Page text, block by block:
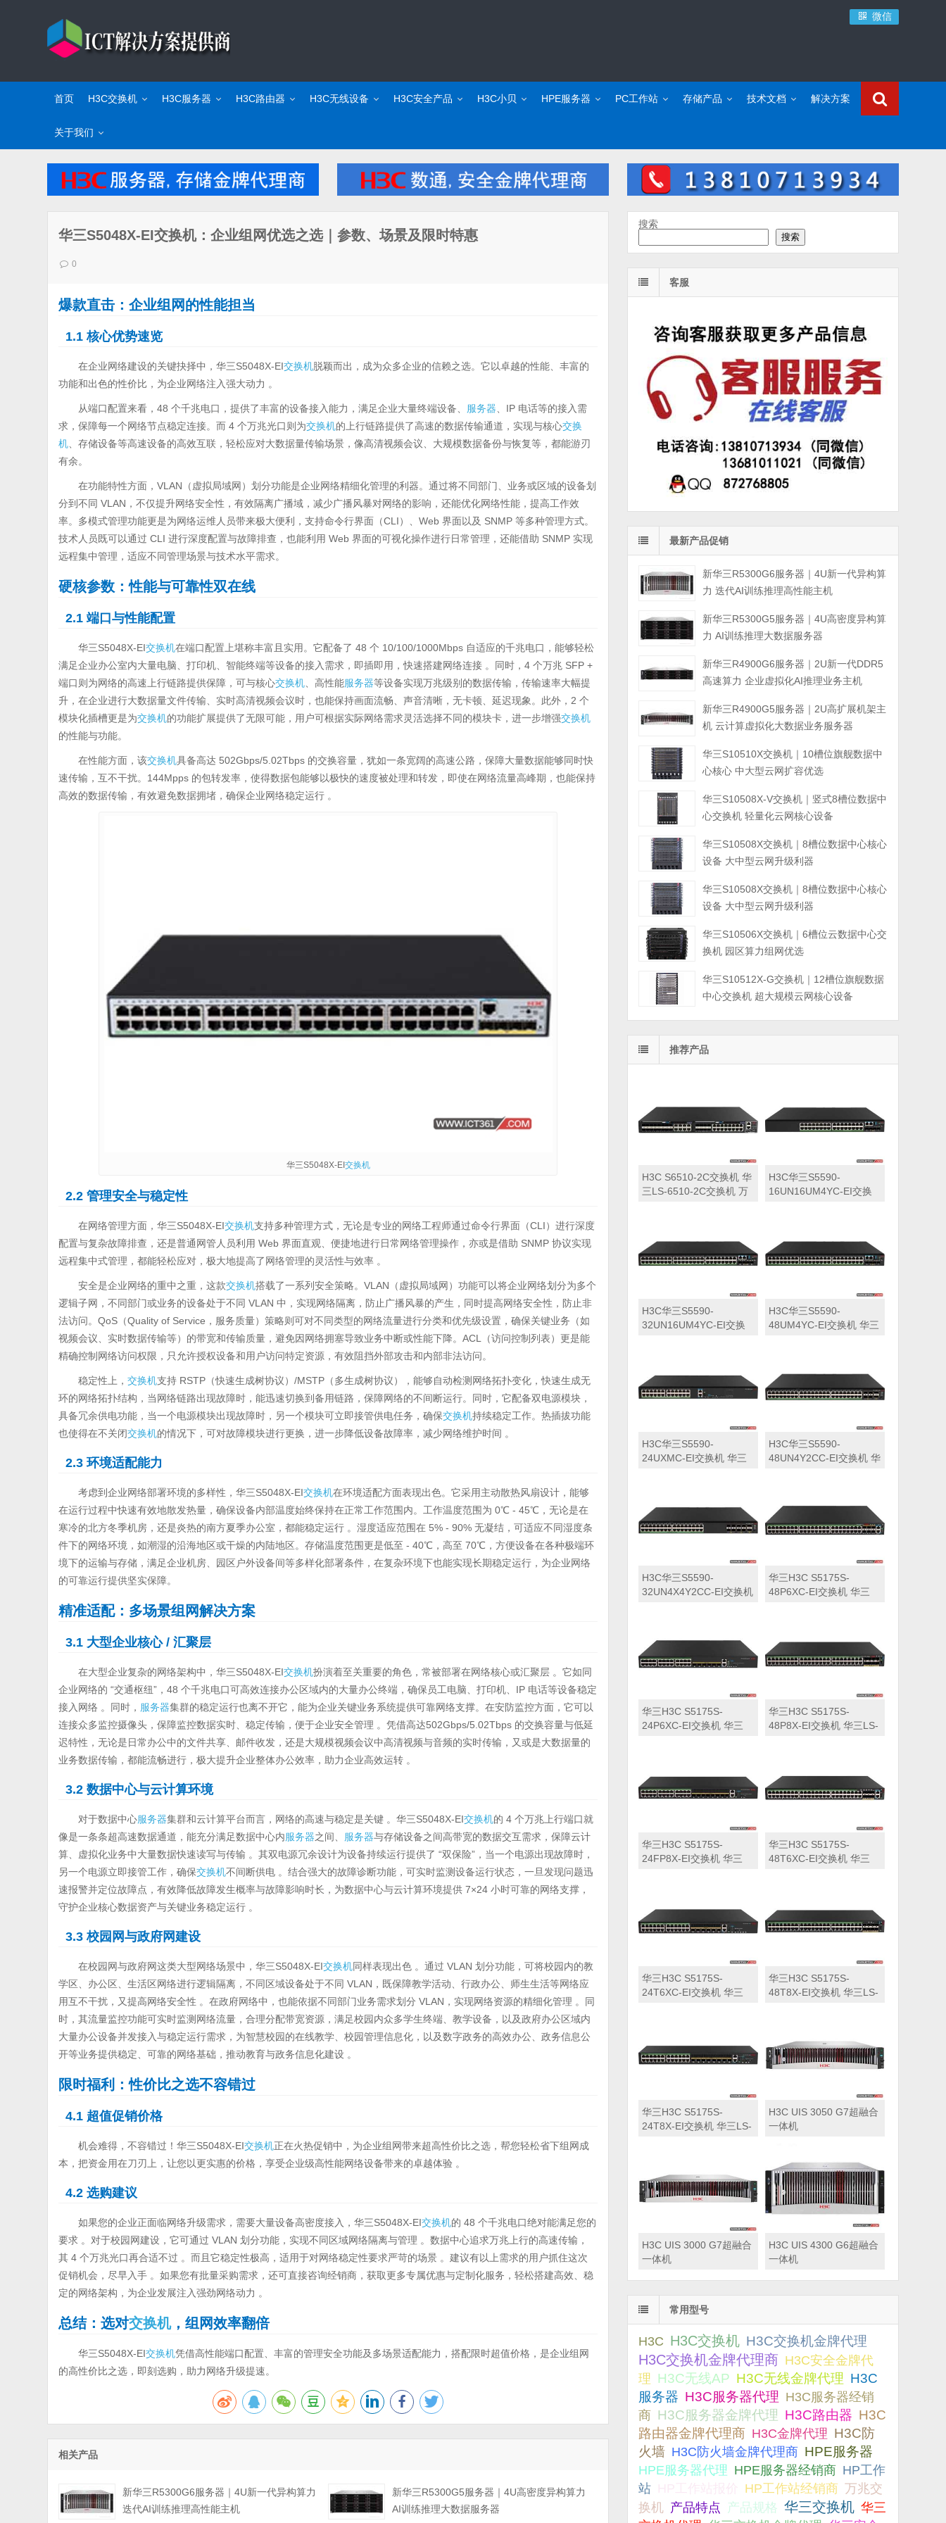
微信
首页 H3C交换机 H3C服务器 H3C路由器 H3C无线设备 H3C安全产品 H3C小贝 HPE服务器 PC工作站 存储产品 技术文档 解决方案
关于我们
华三S5048X-EI交换机：企业组网优选之选｜参数、场景及限时特惠
0
爆款直击：企业组网的性能担当
1.1 核心优势速览
在企业网络建设的关键抉择中，华三S5048X-EI交换机脱颖而出，成为众多企业的信赖之选。它以卓越的性能、丰富的
功能和出色的性价比，为企业网络注入强大动力 。
从端口配置来看，48 个千兆电口，提供了丰富的设备接入能力，满足企业大量终端设备、 服务器、IP 电话等的接入需
求，保障每一个网络节点稳定连接。而 4 个万兆光口则为交换机的上行链路提供了高速的数据传输通道，实现与核心交换
机、存储设备等高速设备的高效互联，轻松应对大数据量传输场景，像高清视频会议、大规模数据备份与恢复等，都能游刃
有余。
在功能特性方面，VLAN（虚拟局域网）划分功能是企业网络精细化管理的利器。通过将不同部门、业务或区域的设备划
分到不同 VLAN，不仅提升网络安全性，有效隔离广播域，减少广播风暴对网络的影响，还能优化网络性能，提高工作效
率。多模式管理功能更是为网络运维人员带来极大便利，支持命令行界面（CLI）、Web 界面以及 SNMP 等多种管理方式。
技术人员既可以通过 CLI 进行深度配置与故障排查，也能利用 Web 界面的可视化操作进行日常管理，还能借助 SNMP 实现
远程集中管理，适应不同管理场景与技术水平需求。
硬核参数：性能与可靠性双在线
2.1 端口与性能配置
华三S5048X-EI交换机在端口配置上堪称丰富且实用。它配备了 48 个 10/100/1000Mbps 自适应的千兆电口，能够轻松
满足企业办公室内大量电脑、打印机、智能终端等设备的接入需求，即插即用，快速搭建网络连接 。同时，4 个万兆 SFP +
端口则为网络的高速上行链路提供保障，可与核心交换机、高性能服务器等设备实现万兆级别的数据传输，传输速率大幅提
升，在企业进行大数据量文件传输、实时高清视频会议时，也能保持画面流畅、声音清晰，无卡顿、延迟现象。此外，2 个
模块化插槽更是为交换机的功能扩展提供了无限可能，用户可根据实际网络需求灵活选择不同的模块卡，进一步增强交换机
的性能与功能。
在性能方面，该交换机具备高达 502Gbps/5.02Tbps 的交换容量，犹如一条宽阔的高速公路，保障大量数据能够同时快
速传输，互不干扰。144Mpps 的包转发率，使得数据包能够以极快的速度被处理和转发，即使在网络流量高峰期，也能保持
高效的数据传输，有效避免数据拥堵，确保企业网络稳定运行 。
华三S5048X-EI 交换机
2.2 管理安全与稳定性
在网络管理方面，华三S5048X-EI交换机支持多种管理方式，无论是专业的网络工程师通过命令行界面（CLI）进行深度
配置与复杂故障排查，还是普通网管人员利用 Web 界面直观、便捷地进行日常网络管理操作，亦或是借助 SNMP 协议实现
远程集中式管理，都能轻松应对，极大地提高了网络管理的灵活性与效率 。
安全是企业网络的重中之重，这款交换机搭载了一系列安全策略。VLAN（虚拟局域网）功能可以将企业网络划分为多个
逻辑子网，不同部门或业务的设备处于不同 VLAN 中，实现网络隔离，防止广播风暴的产生，同时提高网络安全性，防止非
法访问。QoS（Quality of Service，服务质量）策略则可对不同类型的网络流量进行分类和优先级设置，确保关键业务（如
视频会议、实时数据传输等）的带宽和传输质量，避免因网络拥塞导致业务中断或性能下降。ACL（访问控制列表）更是能
精确控制网络访问权限，只允许授权设备和用户访问特定资源，有效阻挡外部攻击和内部非法访问。
稳定性上，交换机支持 RSTP（快速生成树协议）/MSTP（多生成树协议），能够自动检测网络拓扑变化，快速生成无
环的网络拓扑结构，当网络链路出现故障时，能迅速切换到备用链路，保障网络的不间断运行。同时，它配备双电源模块，
具备冗余供电功能，当一个电源模块出现故障时，另一个模块可立即接管供电任务，确保交换机持续稳定工作。热插拔功能
也使得在不关闭交换机的情况下，可对故障模块进行更换，进一步降低设备故障率，减少网络维护时间 。
2.3 环境适配能力
考虑到企业网络部署环境的多样性，华三S5048X-EI交换机在环境适配方面表现出色。它采用主动散热风扇设计，能够
在运行过程中快速有效地散发热量，确保设备内部温度始终保持在正常工作范围内。工作温度范围为 0℃ - 45℃，无论是在
寒冷的北方冬季机房，还是炎热的南方夏季办公室，都能稳定运行 。湿度适应范围在 5% - 90% 无凝结，可适应不同湿度条
件下的网络环境，如潮湿的沿海地区或干燥的内陆地区。存储温度范围更是低至 - 40℃，高至 70℃，方便设备在各种极端环
境下的运输与存储，满足企业机房、园区户外设备间等多样化部署条件，在复杂环境下也能实现长期稳定运行，为企业网络
的可靠运行提供坚实保障。
精准适配：多场景组网解决方案
3.1 大型企业核心 / 汇聚层
在大型企业复杂的网络架构中，华三S5048X-EI交换机扮演着至关重要的角色，常被部署在网络核心或汇聚层 。它如同
企业网络的 “交通枢纽”，48 个千兆电口可高效连接办公区域内的大量办公终端，确保员工电脑、打印机、IP 电话等设备稳定
接入网络 。同时， 服务器集群的稳定运行也离不开它，能为企业关键业务系统提供可靠网络支撑。在安防监控方面，它可以
连接众多监控摄像头，保障监控数据实时、稳定传输，便于企业安全管理 。凭借高达502Gbps/5.02Tbps 的交换容量与低延
迟特性，无论是日常办公中的文件共享、邮件收发，还是大规模视频会议中高清视频与音频的实时传输，又或是大数据量的
业务数据传输，都能流畅进行，极大提升企业整体办公效率，助力企业高效运转 。
3.2 数据中心与云计算环境
对于数据中心服务器集群和云计算平台而言，网络的高速与稳定是关键 。华三S5048X-EI交换机的 4 个万兆上行端口就
像是一条条超高速数据通道，能充分满足数据中心内服务器之间、 服务器与存储设备之间高带宽的数据交互需求，保障云计
算、虚拟化业务中大量数据快速读写与传输 。其双电源冗余设计为设备持续运行提供了 “双保险”，当一个电源出现故障时，
另一个电源立即接管工作，确保交换机不间断供电 。结合强大的故障诊断功能，可实时监测设备运行状态，一旦发现问题迅
速报警并定位故障点，有效降低故障发生概率与故障影响时长，为数据中心与云计算环境提供 7×24 小时可靠的网络支撑，
守护企业核心数据资产与关键业务稳定运行 。
3.3 校园网与政府网建设
在校园网与政府网这类大型网络场景中，华三S5048X-EI交换机同样表现出色 。通过 VLAN 划分功能，可将校园内的教
学区、办公区、生活区网络进行逻辑隔离，不同区域设备处于不同 VLAN，既保障教学活动、行政办公、师生生活等网络应
用互不干扰，又提高网络安全性 。在政府网络中，也能依据不同部门业务需求划分 VLAN，实现网络资源的精细化管理 。同
时，其流量监控功能可实时监测网络流量，合理分配带宽资源，满足校园内众多学生终端、教学设备，以及政府办公区域内
大量办公设备并发接入与稳定运行需求，为智慧校园的在线教学、校园管理信息化，以及数字政务的高效办公、政务信息公
开等业务提供稳定、可靠的网络基础，推动教育与政务信息化建设 。
限时福利：性价比之选不容错过
4.1 超值促销价格
机会难得，不容错过！华三S5048X-EI交换机正在火热促销中，为企业组网带来超高性价比之选，帮您轻松省下组网成
本，把资金用在刀刃上，让您以更实惠的价格，享受企业级高性能网络设备带来的卓越体验 。
4.2 选购建议
如果您的企业正面临网络升级需求，需要大量设备高密度接入，华三S5048X-EI交换机的 48 个千兆电口绝对能满足您的
要求 。对于校园网建设，它可通过 VLAN 划分功能，实现不同区域网络隔离与管理 。数据中心追求万兆上行的高速传输，
其 4 个万兆光口再合适不过 。而且它稳定性极高，适用于对网络稳定性要求严苛的场景 。建议有以上需求的用户抓住这次
促销机会，尽早入手 。如果您有批量采购需求，还可直接咨询经销商，获取更多专属优惠与定制化服务，轻松搭建高效、稳
定的网络架构，为企业发展注入强劲网络动力 。
总结：选对交换机，组网效率翻倍
华三S5048X-EI交换机凭借高性能端口配置、丰富的管理安全功能及多场景适配能力，搭配限时超值价格，是企业组网
的高性价比之选，即刻选购，助力网络升级提速。
相关产品
新华三R5300G6服务器｜4U新一代异构算力
迭代AI训练推理高性能主机
新华三R5300G5服务器｜4U高密度异构算力
AI训练推理大数据服务器
搜索
搜索
客服
最新产品促销
新华三R5300G6服务器｜4U新一代异构算
力 迭代AI训练推理高性能主机
新华三R5300G5服务器｜4U高密度异构算
力 AI训练推理大数据服务器
新华三R4900G6服务器｜2U新一代DDR5
高速算力 企业虚拟化AI推理业务主机
新华三R4900G5服务器｜2U高扩展机架主
机 云计算虚拟化大数据业务服务器
华三S10510X交换机｜10槽位旗舰数据中
心核心 中大型云网扩容优选
华三S10508X-V交换机｜竖式8槽位数据中
心交换机 轻量化云网核心设备
华三S10508X交换机｜8槽位数据中心核心
设备 大中型云网升级利器
华三S10508X交换机｜8槽位数据中心核心
设备 大中型云网升级利器
华三S10506X交换机｜6槽位云数据中心交
换机 园区算力组网优选
华三S10512X-G交换机｜12槽位旗舰数据
中心交换机 超大规模云网核心设备
推荐产品
H3C S6510-2C交换机 华
三LS-6510-2C交换机 万
H3C华三S5590-
16UN16UM4YC-EI交换
H3C华三S5590-
32UN16UM4YC-EI交换
H3C华三S5590-
48UM4YC-EI交换机 华三
H3C华三S5590-
24UXMC-EI交换机 华三
H3C华三S5590-
48UN4Y2CC-EI交换机 华
H3C华三S5590-
32UN4X4Y2CC-EI交换机
华三H3C S5175S-
48P6XC-EI交换机 华三
华三H3C S5175S-
24P6XC-EI交换机 华三
华三H3C S5175S-
48P8X-EI交换机 华三LS-
华三H3C S5175S-
24FP8X-EI交换机 华三
华三H3C S5175S-
48T6XC-EI交换机 华三
华三H3C S5175S-
24T6XC-EI交换机 华三
华三H3C S5175S-
48T8X-EI交换机 华三LS-
华三H3C S5175S-
24T8X-EI交换机 华三LS-
H3C UIS 3050 G7超融合
一体机
H3C UIS 3000 G7超融合
一体机
H3C UIS 4300 G6超融合
一体机
常用型号
H3C H3C交换机 H3C交换机金牌代理
H3C交换机金牌代理商 H3C安全金牌代
理 H3C无线AP H3C无线金牌代理 H3C
服务器 H3C服务器代理 H3C服务器经销
商 H3C服务器金牌代理 H3C路由器 H3C
路由器金牌代理商 H3C金牌代理 H3C防
火墙 H3C防火墙金牌代理商 HPE服务器
HPE服务器代理 HPE服务器经销商 HP工作
站
HP工作站经销商 万兆交
换机 产品特点 产品规格 华三交换机 华三